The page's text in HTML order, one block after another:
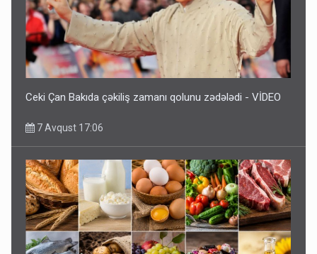
Ceki Çan Bakıda çəkiliş zamanı qolunu zədələdi - VİDEO
7 Avqust 17:06